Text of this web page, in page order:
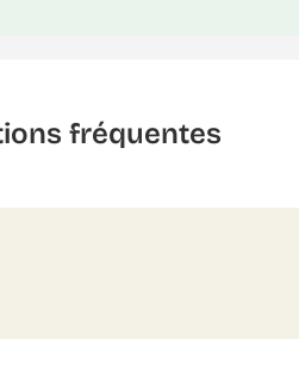
fréquentes